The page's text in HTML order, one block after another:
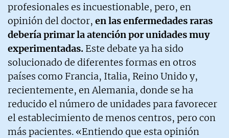
profesionales es incuestionable, pero, en
opinión del doctor, en las enfermedades raras
debería primar la atención por unidades muy
experimentadas. Este debate ya ha sido
solucionado de diferentes formas en otros
países como Francia, Italia, Reino Unido y,
recientemente, en Alemania, donde se ha
reducido el número de unidades para favorecer
el establecimiento de menos centros, pero con
más pacientes. «Entiendo que esta opinión